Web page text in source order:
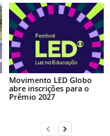
Movimento LED Globo
abre inscrições para o
Prêmio 2027